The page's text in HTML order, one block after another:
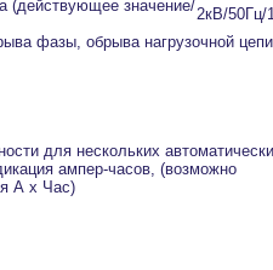
(действующее значение/2кВ/50Гц/
фазы, обрыва нагрузочной цепи,
для нескольких автоматически
ампер-часов, (возможно
А х Час)